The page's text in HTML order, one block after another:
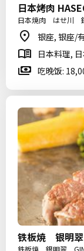
日本烤肉
日本焼肉 はせ川
银座, 银座/
日本料理,
吃晚饭:
铁板焼 银明
鉄板焼 銀明翠